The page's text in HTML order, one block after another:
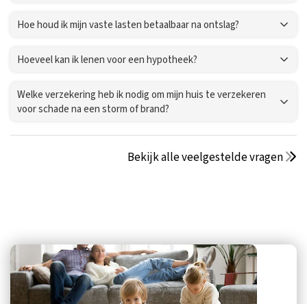
Hoe houd ik mijn vaste lasten betaalbaar na ontslag?
Hoeveel kan ik lenen voor een hypotheek?
Welke verzekering heb ik nodig om mijn huis te verzekeren
voor schade na een storm of brand?
Bekijk alle veelgestelde vragen